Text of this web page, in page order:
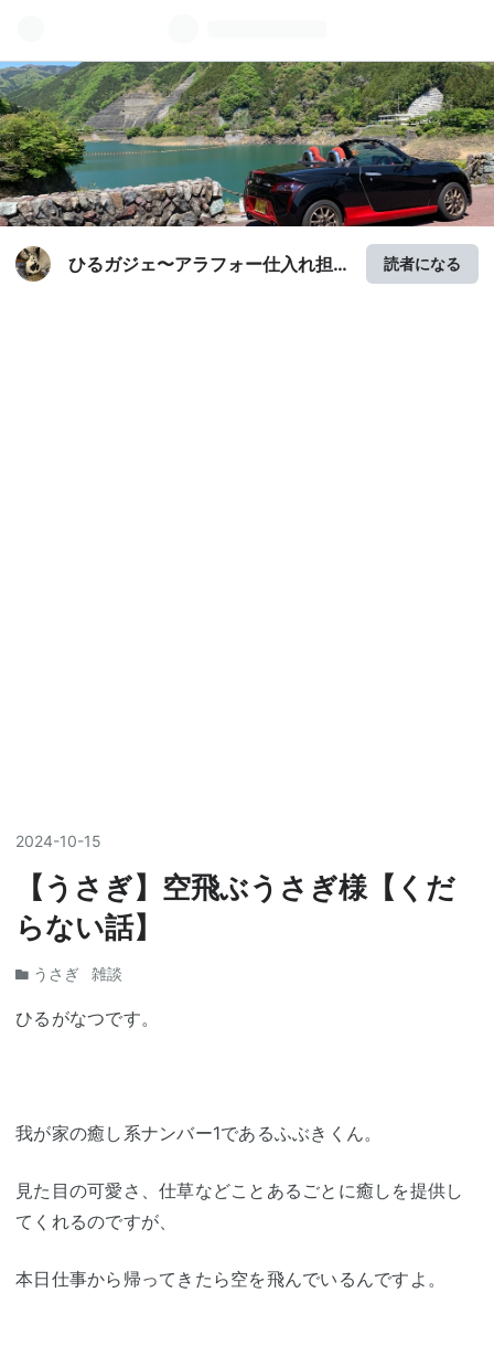
ひるガジェ〜アラフォー仕入れ担
読者になる
2024-10-15
【うさぎ】空飛ぶうさぎ様【くだ
らない話】
うさぎ 雑談
ひるがなつです。
我が家の癒し系ナンバー1であるふぶきくん。
見た目の可愛さ、仕草などことあるごとに癒しを提供し
てくれるのですが、
本日仕事から帰ってきたら空を飛んでいるんですよ。